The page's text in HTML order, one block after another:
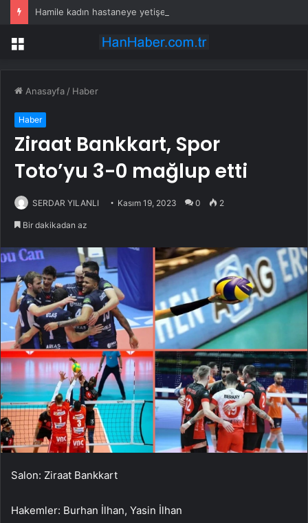
Menü
Anasayfa / Haber
Haber
Ziraat Bankkart, Spor
Toto’yu 3-0 mağlup etti
SERDAR YILANLI Kasım 19, 2023 0 2
Bir dakikadan az
Salon: Ziraat Bankkart
Hakemler: Burhan İlhan, Yasin İlhan